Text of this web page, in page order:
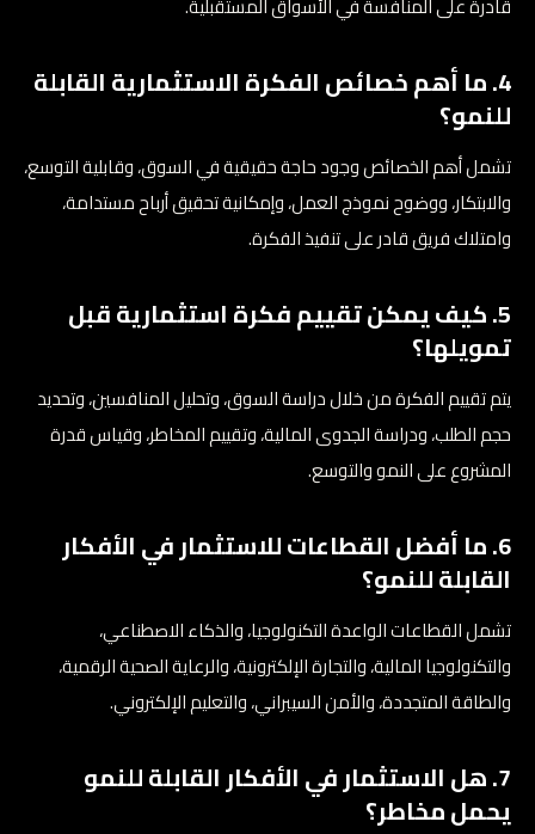
4. ما أهم خصائص الفكرة الاستثمارية القابلة
للنمو؟
تشمل أهم الخصائص وجود حاجة حقيقية في السوق، وقابلية التوسع،
والابتكار، ووضوح نموذج العمل، وإمكانية تحقيق أرباح مستدامة،
وامتلاك فريق قادر على تنفيذ الفكرة.
5. كيف يمكن تقييم فكرة استثمارية قبل
تمويلها؟
يتم تقييم الفكرة من خلال دراسة السوق، وتحليل المنافسين، وتحديد
حجم الطلب، ودراسة الجدوى المالية، وتقييم المخاطر، وقياس قدرة
المشروع على النمو والتوسع.
6. ما أفضل القطاعات للاستثمار في الأفكار
القابلة للنمو؟
تشمل القطاعات الواعدة التكنولوجيا، والذكاء الاصطناعي،
والتكنولوجيا المالية، والتجارة الإلكترونية، والرعاية الصحية الرقمية،
والطاقة المتجددة، والأمن السيبراني، والتعليم الإلكتروني.
7. هل الاستثمار في الأفكار القابلة للنمو
يحمل مخاطر؟